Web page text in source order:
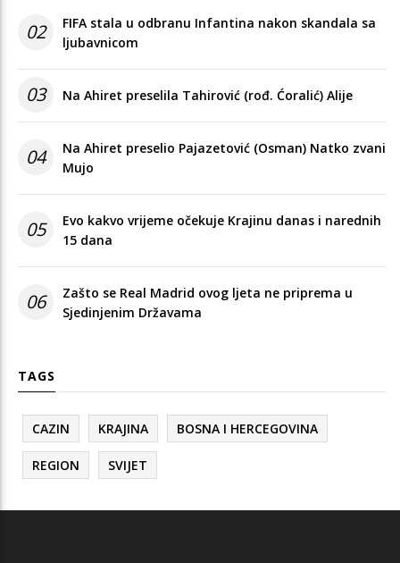
02
FIFA stala u odbranu Infantina nakon skandala sa
ljubavnicom
03 Na Ahiret preselila Tahirović (rođ. Ćoralić) Alije
04
Na Ahiret preselio Pajazetović (Osman) Natko zvani
Mujo
05
Evo kakvo vrijeme očekuje Krajinu danas i narednih
15 dana
06
Zašto se Real Madrid ovog ljeta ne priprema u
Sjedinjenim Državama
TAGS
CAZIN KRAJINA BOSNA I HERCEGOVINA
REGION SVIJET